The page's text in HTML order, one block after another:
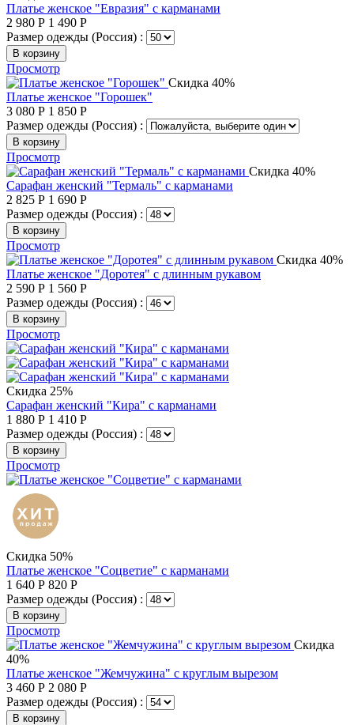
Платье женское "Евразия" с карманами
2 980 Р 1 490 Р
Размер одежды (Россия) :
В корзину
Просмотр
Скидка 40%
Платье женское "Горошек"
3 080 Р 1 850 Р
Размер одежды (Россия) :
В корзину
Просмотр
Скидка 40%
Сарафан женский "Термаль" с карманами
2 825 Р 1 690 Р
Размер одежды (Россия) :
В корзину
Просмотр
Скидка 40%
Платье женское "Доротея" с длинным рукавом
2 590 Р 1 560 Р
Размер одежды (Россия) :
В корзину
Просмотр
Скидка 25%
Сарафан женский "Кира" с карманами
1 880 Р 1 410 Р
Размер одежды (Россия) :
В корзину
Просмотр
Скидка 50%
Платье женское "Соцветие" с карманами
1 640 Р 820 Р
Размер одежды (Россия) :
В корзину
Просмотр
Скидка
40%
Платье женское "Жемчужина" с круглым вырезом
3 460 Р 2 080 Р
Размер одежды (Россия) :
В корзину